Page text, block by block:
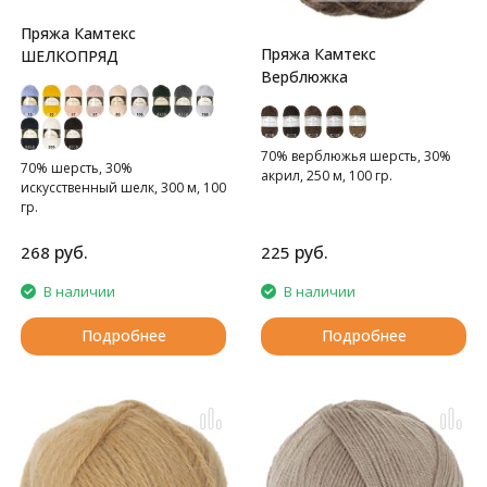
Пряжа Камтекс
ШЕЛКОПРЯД
70% шерсть, 30%
искусственный шелк, 300 м, 100
гр.
268 руб.
В наличии
Подробнее
Пряжа Камтекс
Верблюжка
70% верблюжья шерсть, 30%
акрил, 250 м, 100 гр.
225 руб.
В наличии
Подробнее